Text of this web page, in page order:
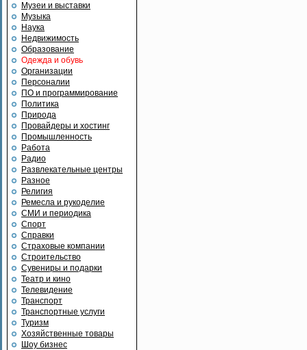
Музеи и выставки
Музыка
Наука
Недвижимость
Образование
Одежда и обувь
Организации
Персоналии
ПО и программирование
Политика
Природа
Провайдеры и хостинг
Промышленность
Работа
Радио
Развлекательные центры
Разное
Религия
Ремесла и рукоделие
СМИ и периодика
Спорт
Справки
Страховые компании
Строительство
Сувениры и подарки
Театр и кино
Телевидение
Транспорт
Транспортные услуги
Туризм
Хозяйственные товары
Шоу бизнес